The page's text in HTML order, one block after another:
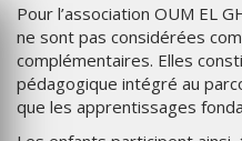
Pour l’association OUM EL
ne sont pas considérées
complémentaires. Elles
pédagogique intégré au
que les apprentissages